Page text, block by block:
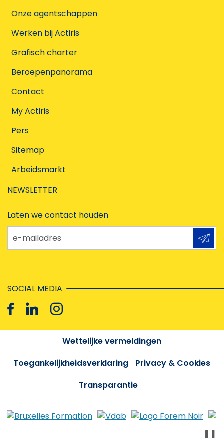
Onze agentschappen
Werken bij Actiris
Grafisch charter
Beroepenpanorama
Contact
My Actiris
Pers
Sitemap
Arbeidsmarkt
NEWSLETTER
Laten we contact houden
e-mailadres
SOCIAL MEDIA
Wettelijke vermeldingen
Toegankelijkheidsverklaring
Privacy & Cookies
Transparantie
❚❚